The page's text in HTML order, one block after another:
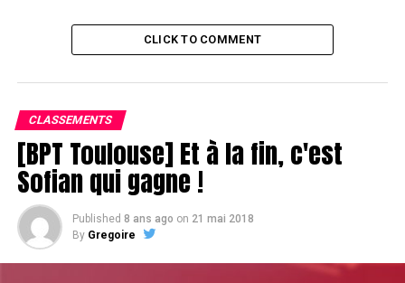
CLICK TO COMMENT
CLASSEMENTS
[BPT Toulouse] Et à la fin, c'est
Sofian qui gagne !
Published 8 ans ago on 21 mai 2018
By Gregoire